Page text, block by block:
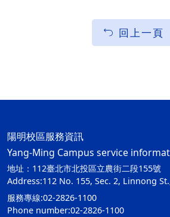
回上一頁
陽明校區服務資訊
Yang-Ming Campus service
地址：112臺北市北投區立農街二段155號
Address:112 No. 155, Sec. 2, Linnong
服務專線:02-2826-1100
Phone number:02-2826-1100